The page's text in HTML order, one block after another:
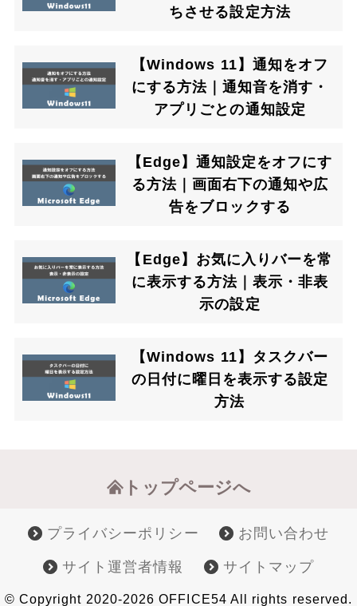
ちさせる設定方法
【Windows 11】通知をオフ
にする方法｜通知音を消す・
アプリごとの通知設定
【Edge】通知設定をオフにす
る方法｜画面右下の通知や広
告をブロックする
【Edge】お気に入りバーを常
に表示する方法｜表示・非表
示の設定
【Windows 11】タスクバー
の日付に曜日を表示する設定
方法
トップページへ
プライバシーポリシー お問い合わせ
サイト運営者情報 サイトマップ
© Copyright 2020-2026 OFFICE54 All rights reserved.